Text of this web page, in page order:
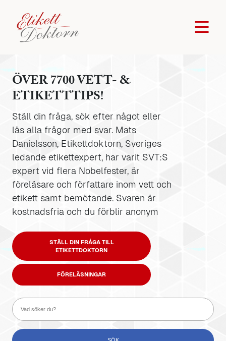
ÖVER 7700 VETT- &
ETIKETTTIPS!
Ställ din fråga, sök efter något eller
läs alla frågor med svar. Mats
Danielsson, Etikettdoktorn, Sveriges
ledande etikettexpert, har varit SVT:S
expert vid flera Nobelfester, är
föreläsare och författare inom vett och
etikett samt bemötande. Svaren är
kostnadsfria och du förblir anonym
STÄLL DIN FRÅGA TILL
ETIKETTDOKTORN
FÖRELÄSNINGAR